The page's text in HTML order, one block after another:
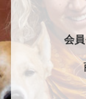
会